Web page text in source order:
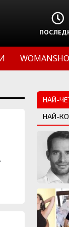
НАЙ-
НАЙ-